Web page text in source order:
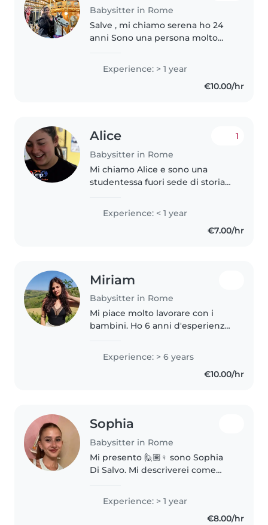
Babysitter in Rome
Salve , mi chiamo serena ho 24
anni Sono una persona molto
Experience: > 1 year
€10.00/hr
Alice
Babysitter in Rome
1
Mi chiamo Alice e sono una
studentessa fuori sede di storia
molto tra le diverse mansioni far
Experience: < 1 year
€7.00/hr
Miriam
Babysitter in Rome
Mi piace molto lavorare con i
bambini. Ho 6 anni d'esperienza
bambini in età prescolare. Laurea
in lettere moderne. Conto su un
Experience: > 6 years
€10.00/hr
Sophia
Babysitter in Rome
Mi presento 🙋🏽♀️ sono Sophia
Di Salvo. Mi descriverei come
empatica e creativa. Mi piace
trovare sempre nuovi modi per
Experience: > 1 year
€8.00/hr